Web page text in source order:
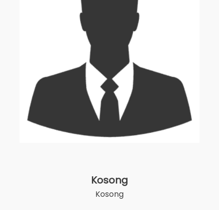
Kosong
Kosong